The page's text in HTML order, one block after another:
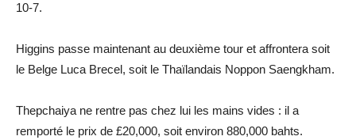
10-7.
Higgins passe maintenant au deuxième tour et affrontera soit
le Belge Luca Brecel, soit le Thaïlandais Noppon Saengkham.
Thepchaiya ne rentre pas chez lui les mains vides : il a
remporté le prix de £20,000, soit environ 880,000 bahts.